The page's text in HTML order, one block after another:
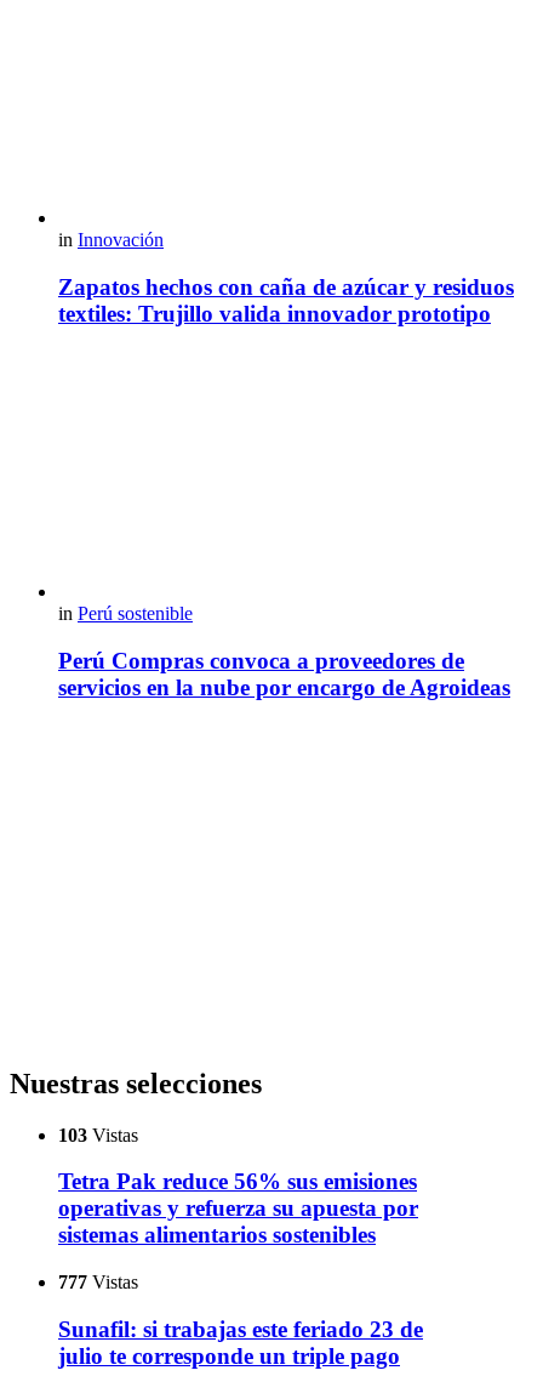
in Innovación
Zapatos hechos con caña de azúcar y residuos
textiles: Trujillo valida innovador prototipo
in Perú sostenible
Perú Compras convoca a proveedores de
servicios en la nube por encargo de Agroideas
Nuestras selecciones
103 Vistas
Tetra Pak reduce 56% sus emisiones
operativas y refuerza su apuesta por
sistemas alimentarios sostenibles
777 Vistas
Sunafil: si trabajas este feriado 23 de
julio te corresponde un triple pago